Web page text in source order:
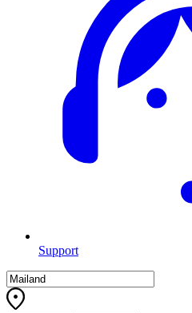
Support